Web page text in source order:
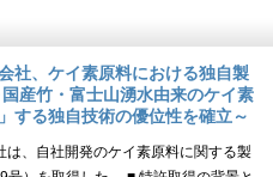
社、ケイ素原料における独自製
産竹・富士山湧水由来のケイ素
する独自技術の優位性を確立～
は、自社開発のケイ素原料に関する製